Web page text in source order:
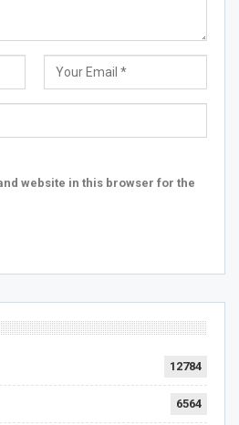
website in this browser for the
12784
6564